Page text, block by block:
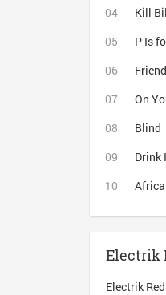
Kill
P Is
On
Blind
Drink
Electrik
Electrik